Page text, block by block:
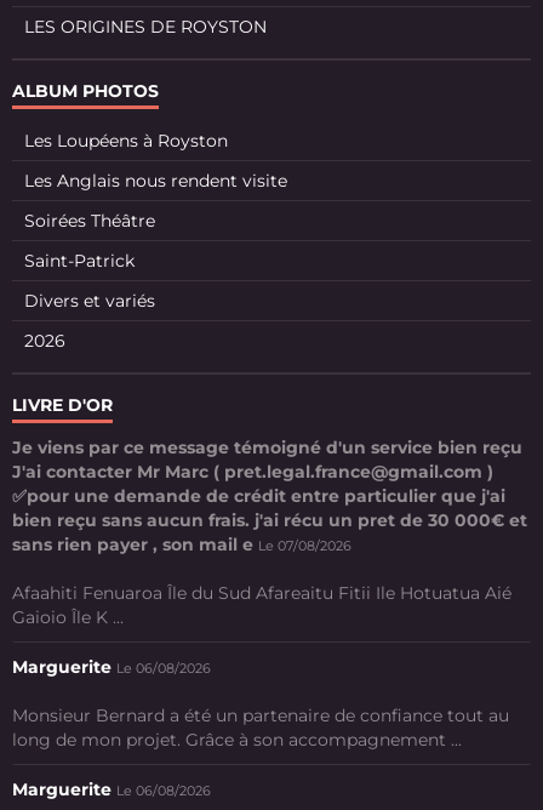
LES ORIGINES DE ROYSTON
ALBUM PHOTOS
Les Loupéens à Royston
Les Anglais nous rendent visite
Soirées Théâtre
Saint-Patrick
Divers et variés
2026
LIVRE D'OR
Je viens par ce message témoigné d'un service bien reçu
J'ai contacter Mr Marc ( pret.legal.france@gmail.com )
✅pour une demande de crédit entre particulier que j'ai
bien reçu sans aucun frais. j'ai récu un pret de 30 000€ et
sans rien payer , son mail e Le 07/08/2026
Afaahiti Fenuaroa Île du Sud Afareaitu Fitii Ile Hotuatua Aié
Gaioio Île K ...
Marguerite Le 06/08/2026
Monsieur Bernard a été un partenaire de confiance tout au
long de mon projet. Grâce à son accompagnement ...
Marguerite Le 06/08/2026